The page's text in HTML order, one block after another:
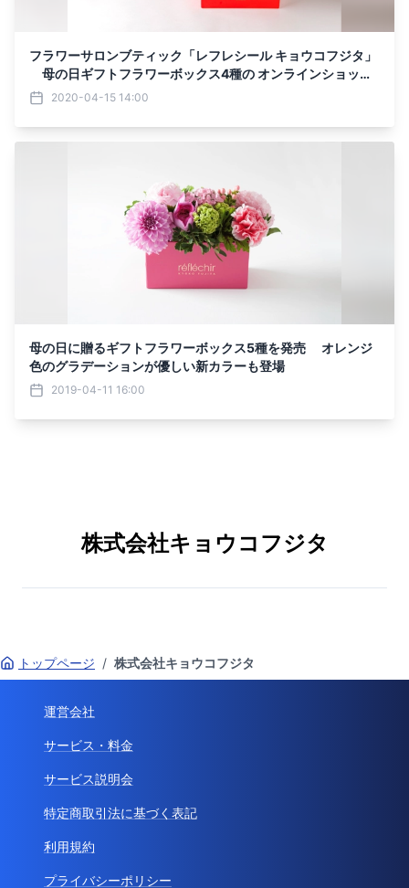
フラワーサロンブティック「レフレシール キョウコフジタ」
母の日ギフトフラワーボックス4種の オンラインショップ
での販売を開始
2020-04-15 14:00
母の日に贈るギフトフラワーボックス5種を発売 オレンジ
色のグラデーションが優しい新カラーも登場
2019-04-11 16:00
株式会社キョウコフジタ
トップページ / 株式会社キョウコフジタ
運営会社
サービス・料金
サービス説明会
特定商取引法に基づく表記
利用規約
プライバシーポリシー